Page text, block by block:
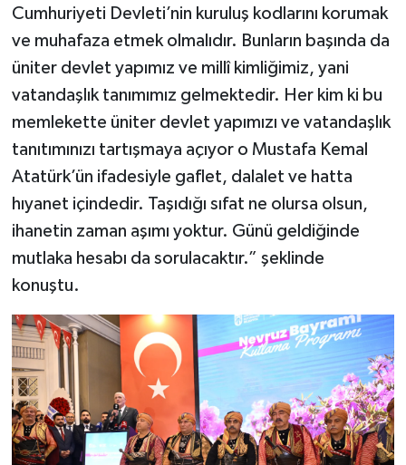
Cumhuriyeti Devleti’nin kuruluş kodlarını korumak
ve muhafaza etmek olmalıdır. Bunların başında da
üniter devlet yapımız ve millî kimliğimiz, yani
vatandaşlık tanımımız gelmektedir. Her kim ki bu
memlekette üniter devlet yapımızı ve vatandaşlık
tanıtımınızı tartışmaya açıyor o Mustafa Kemal
Atatürk’ün ifadesiyle gaflet, dalalet ve hatta
hıyanet içindedir. Taşıdığı sıfat ne olursa olsun,
ihanetin zaman aşımı yoktur. Günü geldiğinde
mutlaka hesabı da sorulacaktır.” şeklinde
konuştu.